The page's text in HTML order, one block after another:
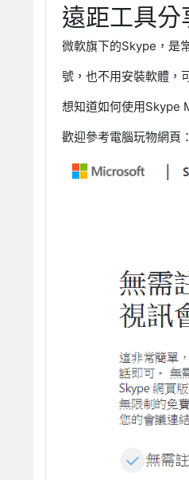
遠距工具
微軟旗下的Skype，是
號，也不用安裝軟體，
想知道如何使用Skype
歡迎參考電腦玩物網頁：